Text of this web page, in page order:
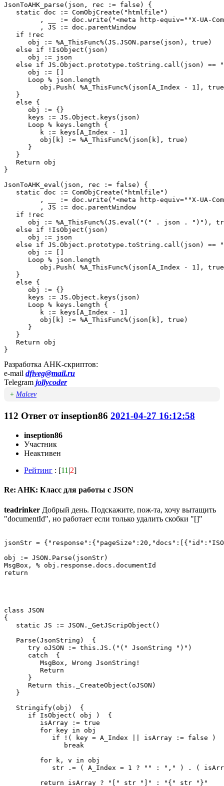
JsonToAHK_parse(json, rec := false) {
   static doc := ComObjCreate("htmlfile")
, __ := doc.write("<meta http-equiv=""X-UA-
         , JS := doc.parentWindow
   if !rec
      obj := %A_ThisFunc%(JS.JSON.parse(json), true)
   else if !IsObject(json)
      obj := json
else if JS.Object.prototype.toString.call(json) ==
      obj := []
      Loop % json.length
obj.Push( %A_ThisFunc%(json[A_Index - 1],
   }
   else {
      obj := {}
      keys := JS.Object.keys(json)
      Loop % keys.length {
         k := keys[A_Index - 1]
         obj[k] := %A_ThisFunc%(json[k], true)
      }
   }
   Return obj
}
JsonToAHK_eval(json, rec := false) {
   static doc := ComObjCreate("htmlfile")
, __ := doc.write("<meta http-equiv=""X-UA-
         , JS := doc.parentWindow
   if !rec
obj := %A_ThisFunc%(JS.eval("(" . json . ")"),
   else if !IsObject(json)
      obj := json
else if JS.Object.prototype.toString.call(json) ==
      obj := []
      Loop % json.length
obj.Push( %A_ThisFunc%(json[A_Index - 1],
   }
   else {
      obj := {}
      keys := JS.Object.keys(json)
      Loop % keys.length {
         k := keys[A_Index - 1]
         obj[k] := %A_ThisFunc%(json[k], true)
      }
   }
   Return obj
}
Разработка AHK-скриптов:
e-mail dfiveg@mail.ru
Telegram jollycoder
+ Malcev
112 Ответ отinseption86 2021-04-27 16:12:58
inseption86
Участник
Неактивен
Рейтинг : [11 |2]
Re: AHK: Класс для работы с JSON
teadrinker Добрый день. Подскажите, пож-та, хочу вытащить
"documentId", но работает если только удалить скобки "[]"
jsonStr =
obj := JSON.Parse(jsonStr)
MsgBox, % obj.response.docs.documentId
return
class JSON
{
   static JS := JSON._GetJScripObject()
   Parse(JsonString)  {
      try oJSON := this.JS.("(" JsonString ")")
      catch  {
         MsgBox, Wrong JsonString!
         Return
      }
      Return this._CreateObject(oJSON)
   }
   Stringify(obj)  {
      if IsObject( obj )  {
         isArray := true
         for key in obj
            if !( key = A_Index || isArray := false )
               break
         for k, v in obj
str .= ( A_Index = 1 ? "" : "," ) . (
         return isArray ? "[" str "]" : "{" str "}"